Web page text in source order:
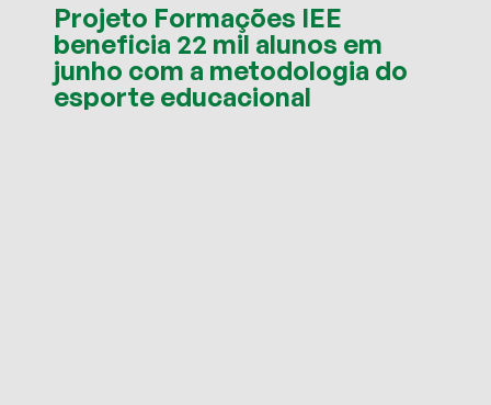
Projeto Formações IEE
beneficia 22 mil alunos em
junho com a metodologia do
esporte educacional